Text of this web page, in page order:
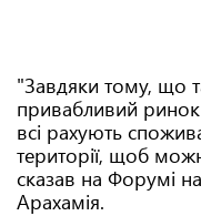
"Завдяки тому, що
привабливий ринок
всі рахують
території, щоб
сказав на Форумі
Арахамія.